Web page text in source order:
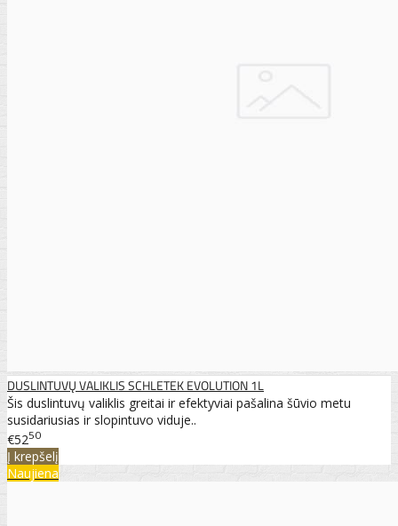
DUSLINTUVŲ VALIKLIS SCHLETEK EVOLUTION 1L
Šis duslintuvų valiklis greitai ir efektyviai pašalina šūvio metu
susidariusias ir slopintuvo viduje..
€5250
Į krepšelį
Naujiena